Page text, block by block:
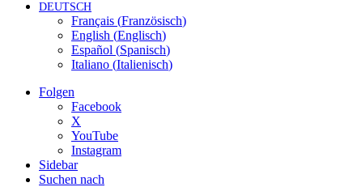
DEUTSCH
Français (Französisch)
English (Englisch)
Español (Spanisch)
Italiano (Italienisch)
Folgen
Facebook
X
YouTube
Instagram
Sidebar
Suchen nach